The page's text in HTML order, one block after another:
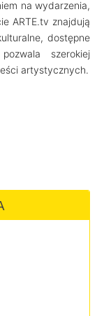
na wydarzenia,
ARTE.tv znajdują
dostępne
szerokiej
artystycznych.